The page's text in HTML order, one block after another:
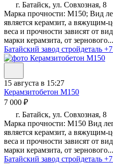
г. Батайск, ул. Совхозная, 8
Марка прочности: М150; Вид
является керамзит, а вяжущим-
веса и прочности зависят от
марки керамзита, от зернового...
Батайский завод стройдеталь
15 августа в 15:27
Керамзитобетон М150
7 000 ₽
г. Батайск, ул. Совхозная, 8
Марка прочности: М150 Вид
является керамзит, а вяжущим-
веса и прочности зависят от
марки керамзита, от зернового...
Батайский завод стройдеталь